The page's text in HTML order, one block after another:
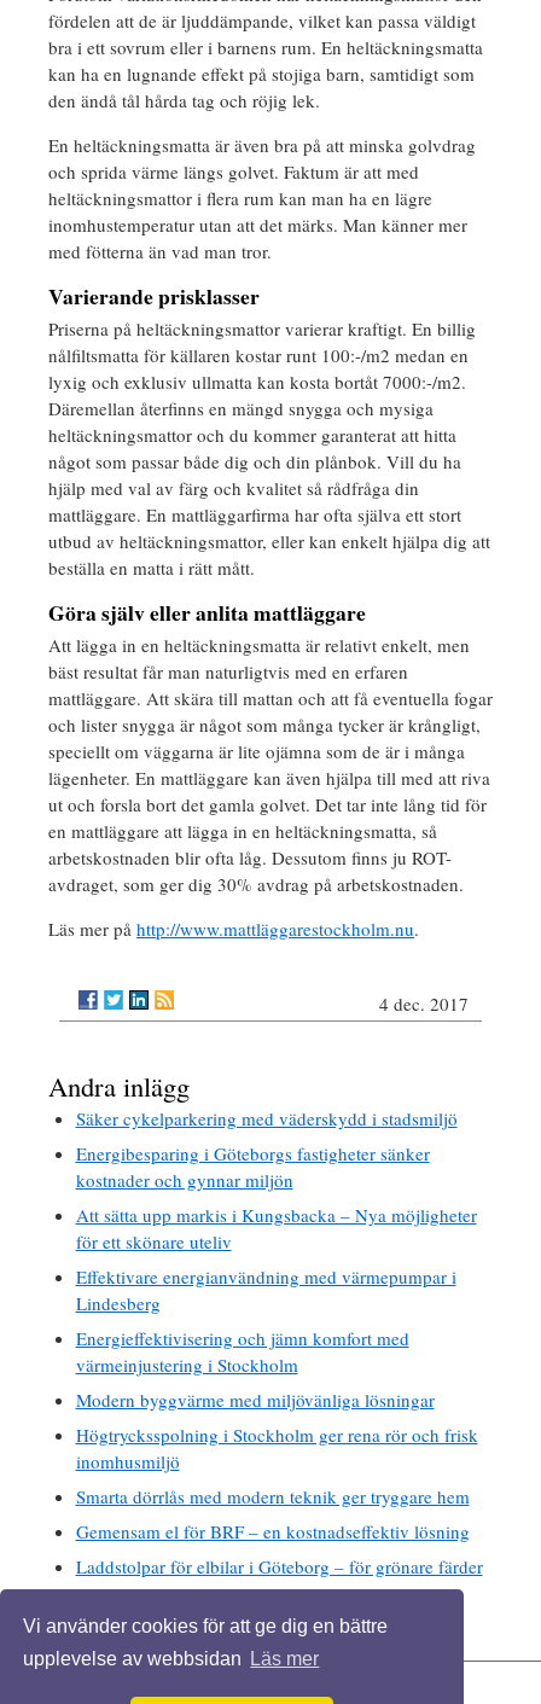
Vi använder cookies för att ge dig en bättre
upplevelse av webbsidan
Läs mer
fördelen att de är ljuddämpande, vilket kan passa väldigt
bra i ett sovrum eller i barnens rum. En heltäckningsmatta
kan ha en lugnande effekt på stojiga barn, samtidigt som
den ändå tål hårda tag och röjig lek.
En heltäckningsmatta är även bra på att minska golvdrag
och sprida värme längs golvet. Faktum är att med
heltäckningsmattor i flera rum kan man ha en lägre
inomhustemperatur utan att det märks. Man känner mer
med fötterna än vad man tror.
Varierande prisklasser
Priserna på heltäckningsmattor varierar kraftigt. En billig
nålfiltsmatta för källaren kostar runt 100:-/m2 medan en
lyxig och exklusiv ullmatta kan kosta bortåt 7000:-/m2.
Däremellan återfinns en mängd snygga och mysiga
heltäckningsmattor och du kommer garanterat att hitta
något som passar både dig och din plånbok. Vill du ha
hjälp med val av färg och kvalitet så rådfråga din
mattläggare. En mattläggarfirma har ofta själva ett stort
utbud av heltäckningsmattor, eller kan enkelt hjälpa dig att
beställa en matta i rätt mått.
Göra själv eller anlita mattläggare
Att lägga in en heltäckningsmatta är relativt enkelt, men
bäst resultat får man naturligtvis med en erfaren
mattläggare. Att skära till mattan och att få eventuella fogar
och lister snygga är något som många tycker är krångligt,
speciellt om väggarna är lite ojämna som de är i många
lägenheter. En mattläggare kan även hjälpa till med att riva
ut och forsla bort det gamla golvet. Det tar inte lång tid för
en mattläggare att lägga in en heltäckningsmatta, så
arbetskostnaden blir ofta låg. Dessutom finns ju ROT-
avdraget, som ger dig 30% avdrag på arbetskostnaden.
Läs mer på http://www.mattläggarestockholm.nu.
4 dec. 2017
Andra inlägg
Säker cykelparkering med väderskydd i stadsmiljö
Energibesparing i Göteborgs fastigheter sänker
kostnader och gynnar miljön
Att sätta upp markis i Kungsbacka – Nya möjligheter
för ett skönare uteliv
Effektivare energianvändning med värmepumpar i
Lindesberg
Energieffektivisering och jämn komfort med
värmeinjustering i Stockholm
Modern byggvärme med miljövänliga lösningar
Högtrycksspolning i Stockholm ger rena rör och frisk
inomhusmiljö
Smarta dörrlås med modern teknik ger tryggare hem
Gemensam el för BRF – en kostnadseffektiv lösning
Laddstolpar för elbilar i Göteborg – för grönare färder
KÖPA BOSTAD